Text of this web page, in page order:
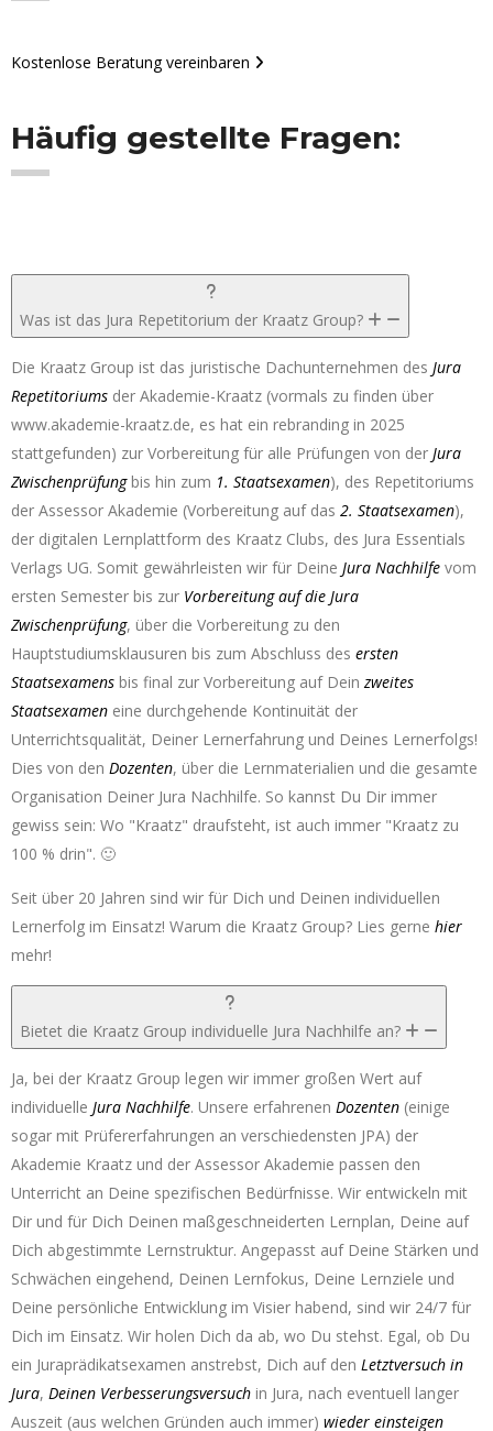
Kostenlose Beratung vereinbaren
Häufig gestellte Fragen:
Was ist das Jura Repetitorium der Kraatz Group?
Die Kraatz Group ist das juristische Dachunternehmen des Jura
Repetitoriums der Akademie-Kraatz (vormals zu finden über
www.akademie-kraatz.de, es hat ein rebranding in 2025
stattgefunden) zur Vorbereitung für alle Prüfungen von der Jura
Zwischenprüfung bis hin zum 1. Staatsexamen), des Repetitoriums
der Assessor Akademie (Vorbereitung auf das 2. Staatsexamen),
der digitalen Lernplattform des Kraatz Clubs, des Jura Essentials
Verlags UG. Somit gewährleisten wir für Deine Jura Nachhilfe vom
ersten Semester bis zur Vorbereitung auf die Jura
Zwischenprüfung, über die Vorbereitung zu den
Hauptstudiumsklausuren bis zum Abschluss des ersten
Staatsexamens bis final zur Vorbereitung auf Dein zweites
Staatsexamen eine durchgehende Kontinuität der
Unterrichtsqualität, Deiner Lernerfahrung und Deines Lernerfolgs!
Dies von den Dozenten, über die Lernmaterialien und die gesamte
Organisation Deiner Jura Nachhilfe. So kannst Du Dir immer
gewiss sein: Wo "Kraatz" draufsteht, ist auch immer "Kraatz zu
100 % drin". 🙂
Seit über 20 Jahren sind wir für Dich und Deinen individuellen
Lernerfolg im Einsatz! Warum die Kraatz Group? Lies gerne hier
mehr!
Bietet die Kraatz Group individuelle Jura Nachhilfe an?
Ja, bei der Kraatz Group legen wir immer großen Wert auf
individuelle Jura Nachhilfe. Unsere erfahrenen Dozenten (einige
sogar mit Prüfererfahrungen an verschiedensten JPA) der
Akademie Kraatz und der Assessor Akademie passen den
Unterricht an Deine spezifischen Bedürfnisse. Wir entwickeln mit
Dir und für Dich Deinen maßgeschneiderten Lernplan, Deine auf
Dich abgestimmte Lernstruktur. Angepasst auf Deine Stärken und
Schwächen eingehend, Deinen Lernfokus, Deine Lernziele und
Deine persönliche Entwicklung im Visier habend, sind wir 24/7 für
Dich im Einsatz. Wir holen Dich da ab, wo Du stehst. Egal, ob Du
ein Juraprädikatsexamen anstrebst, Dich auf den Letztversuch in
Jura, Deinen Verbesserungsversuch in Jura, nach eventuell langer
Auszeit (aus welchen Gründen auch immer) wieder einsteigen